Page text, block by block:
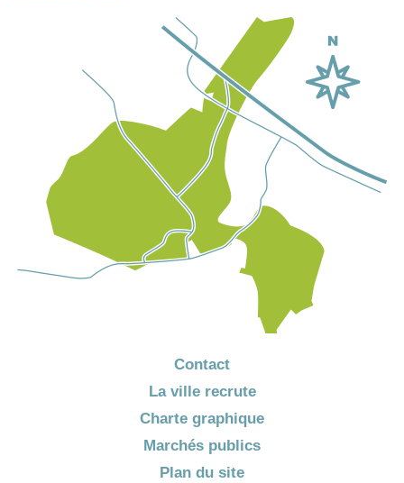
Contact
La ville recrute
Charte graphique
Marchés publics
Plan du site